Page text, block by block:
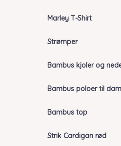
Marley T-Shirt
Strømper
Bambus kjoler og
Bambus poloer til
Bambus top
Strik Cardigan rød